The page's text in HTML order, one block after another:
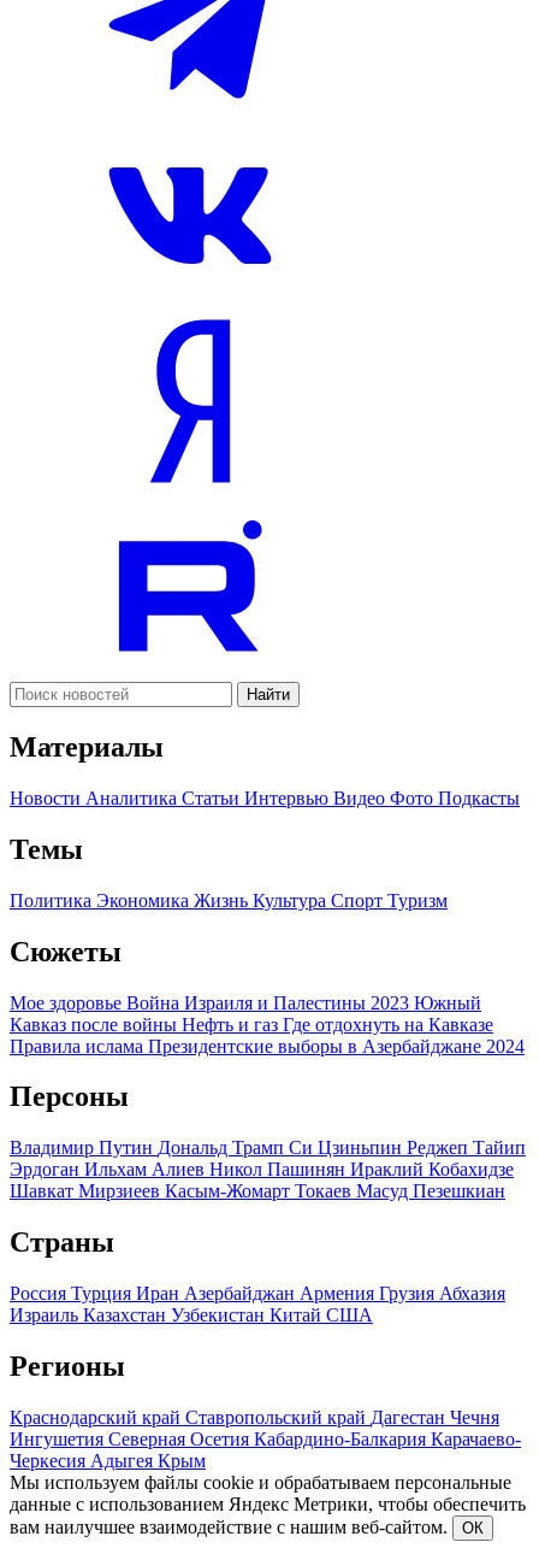
Найти
Материалы
Новости Аналитика Статьи Интервью Видео Фото Подкасты
Темы
Политика Экономика Жизнь Культура Спорт Туризм
Сюжеты
Мое здоровье Война Израиля и Палестины 2023 Южный
Кавказ после войны Нефть и газ Где отдохнуть на Кавказе
Правила ислама Президентские выборы в Азербайджане 2024
Персоны
Владимир Путин Дональд Трамп Си Цзиньпин Реджеп Тайип
Эрдоган Ильхам Алиев Никол Пашинян Ираклий Кобахидзе
Шавкат Мирзиеев Касым-Жомарт Токаев Масуд Пезешкиан
Страны
Россия Турция Иран Азербайджан Армения Грузия Абхазия
Израиль Казахстан Узбекистан Китай США
Регионы
Краснодарский край Ставропольский край Дагестан Чечня
Ингушетия Северная Осетия Кабардино-Балкария Карачаево-
Черкесия Адыгея Крым
Мы используем файлы cookie и обрабатываем персональные
данные с использованием Яндекс Метрики, чтобы обеспечить
вам наилучшее взаимодействие с нашим веб-сайтом.
ОК